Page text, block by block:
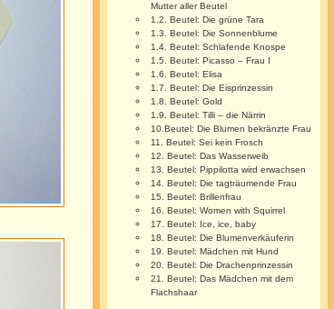
Mutter aller Beutel
1.2. Beutel: Die grüne Tara
1.3. Beutel: Die Sonnenblume
1.4. Beutel: Schlafende Knospe
1.5. Beutel: Picasso – Frau I
1.6. Beutel: Elisa
1.7. Beutel: Die Eisprinzessin
1.8. Beutel: Gold
1.9. Beutel: Tilli – die Närrin
10.Beutel: Die Blumen bekränzte Frau
11. Beutel: Sei kein Frosch
12. Beutel: Das Wasserweib
13. Beutel: Pippilotta wird erwachsen
14. Beutel: Die tagträumende Frau
15. Beutel: Brillenfrau
16. Beutel: Women with Squirrel
17. Beutel: Ice, ice, baby
18. Beutel: Die Blumenverkäuferin
19. Beutel: Mädchen mit Hund
20. Beutel: Die Drachenprinzessin
21. Beutel: Das Mädchen mit dem
Flachshaar